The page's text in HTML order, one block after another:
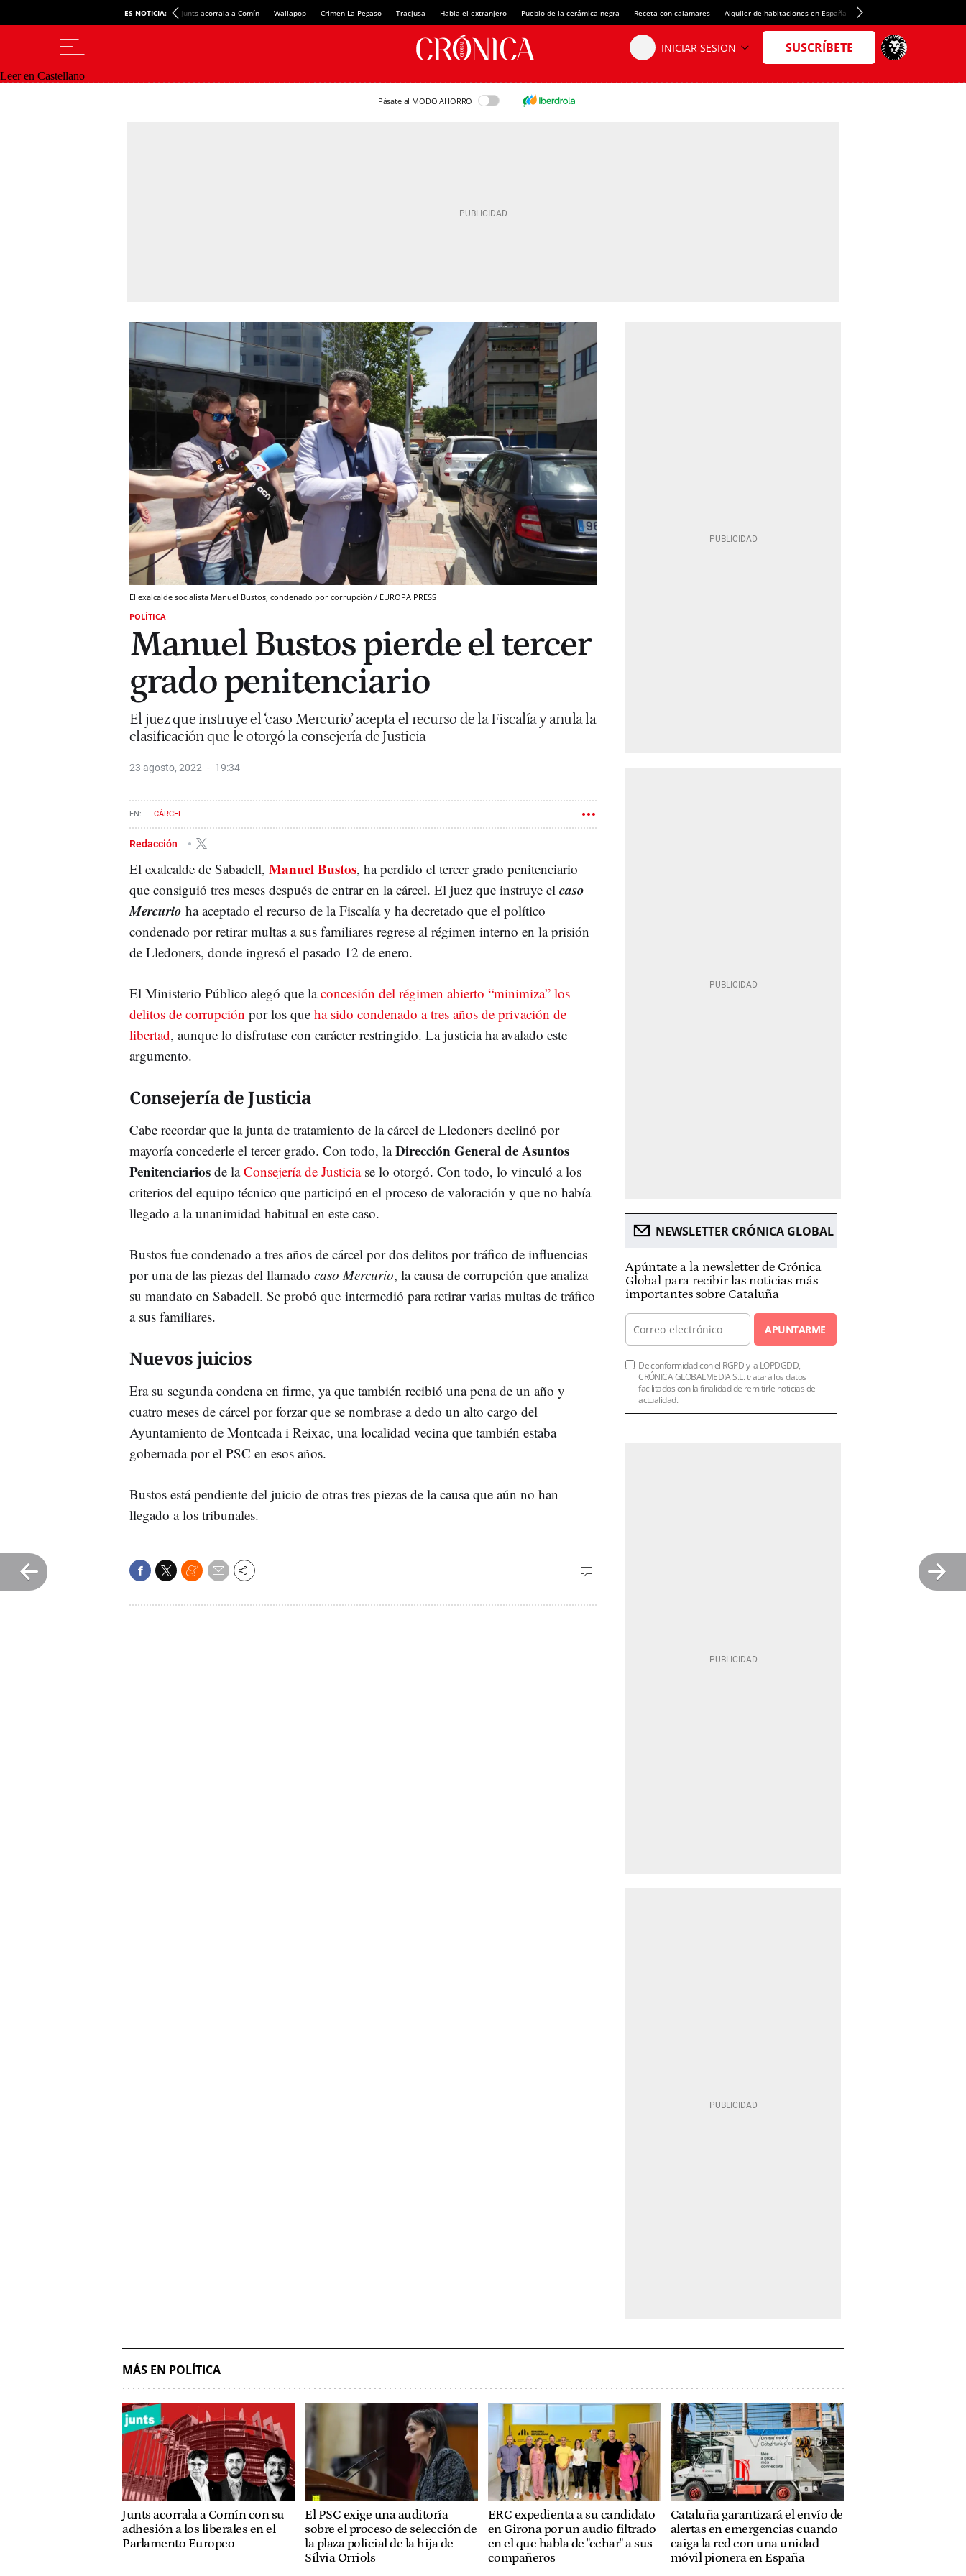
ES NOTICIA: Junts acorrala a Comín Wallapop Crimen La Pegaso Tracjusa Habla el extranjero Pueblo de la cerámica negra Receta con calamares Alquiler de habitaciones en España Crédito del Spotify Camp Nou
Leer en Castellano
Pásate al MODO AHORRO
El exalcalde socialista Manuel Bustos, condenado por corrupción / EUROPA PRESS
POLÍTICA
Manuel Bustos pierde el tercer
grado penitenciario
El juez que instruye el ‘caso Mercurio’ acepta el recurso de la Fiscalía y anula la
clasificación que le otorgó la consejería de Justicia
23 agosto, 2022 19:34
CÁRCEL
Redacción
El exalcalde de Sabadell, Manuel Bustos, ha perdido el tercer grado penitenciario
que consiguió tres meses después de entrar en la cárcel. El juez que instruye el caso
Mercurio ha aceptado el recurso de la Fiscalía y ha decretado que el político
condenado por retirar multas a sus familiares regrese al régimen interno en la prisión
de Lledoners, donde ingresó el pasado 12 de enero.
El Ministerio Público alegó que laconcesión del régimen abierto “minimiza” los
delitos de corrupción por los que ha sido condenado a tres años de privación de
libertad, aunque lo disfrutase con carácter restringido. La justicia ha avalado este
argumento.
Consejería de Justicia
Cabe recordar que la junta de tratamiento de la cárcel de Lledoners declinó por
mayoría concederle el tercer grado. Con todo, laDirección General de Asuntos
Penitenciarios de laConsejería de Justiciase lo otorgó. Con todo, lo vinculó a los
criterios del equipo técnico que participó en el proceso de valoración y que no había
llegado a la unanimidad habitual en este caso.
Bustos fue condenado a tres años de cárcel por dos delitos por tráfico de influencias
por una de las piezas del llamado caso Mercurio, la causa de corrupción que analiza
su mandato en Sabadell. Se probó que intermedió para retirar varias multas de tráfico
a sus familiares.
Nuevos juicios
Era su segunda condena en firme, ya que también recibió una pena de un año y
cuatro meses de cárcel por forzar que se nombrase a dedo un alto cargo del
Ayuntamiento de Montcada i Reixac, una localidad vecina que también estaba
gobernada por el PSC en esos años.
Bustos está pendiente del juicio de otras tres piezas de la causa que aún no han
llegado a los tribunales.
NEWSLETTER CRÓNICA GLOBAL
Apúntate a la newsletter de Crónica
Global para recibir las noticias más
importantes sobre Cataluña
APUNTARME
De conformidad con el RGPD y la LOPDGDD,
CRÓNICA GLOBALMEDIA S.L. tratará los datos
facilitados con la finalidad de remitirle noticias de
actualidad.
MÁS EN POLÍTICA
Junts acorrala a Comín con su
adhesión a los liberales en el
Parlamento Europeo
El PSC exige una auditoría
sobre el proceso de selección de
la plaza policial de la hija de
Sílvia Orriols
ERC expedienta a su candidato
en Girona por un audio filtrado
en el que habla de "echar" a sus
compañeros
Cataluña garantizará el envío de
alertas en emergencias cuando
caiga la red con una unidad
móvil pionera en España